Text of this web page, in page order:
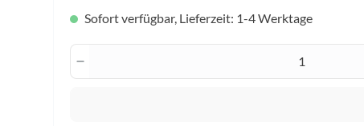
Sofort verfügbar, Lieferzeit: 1-4 Werktage
Produkt Anzahl: Gib den